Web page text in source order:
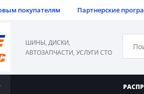
покупателям Партнерские
ШИНЫ, ДИСКИ,
АВТОЗАПЧАСТИ, УСЛУГИ СТО